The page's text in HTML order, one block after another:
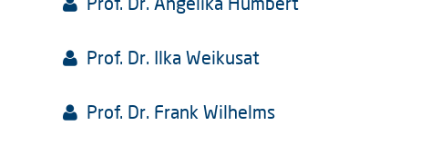
Prof. Dr. Ilka Weikusat
Prof. Dr. Frank Wilhelms